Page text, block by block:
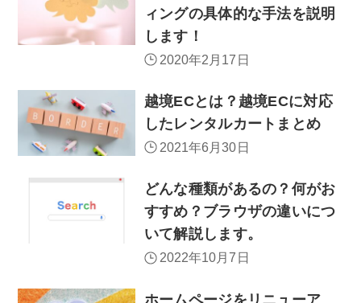
ィングの具体的な手法を説明
します！
2020年2月17日
越境ECとは？越境ECに対応
したレンタルカートまとめ
2021年6月30日
どんな種類があるの？何がお
すすめ？ブラウザの違いにつ
いて解説します。
2022年10月7日
ホームページをリニューア